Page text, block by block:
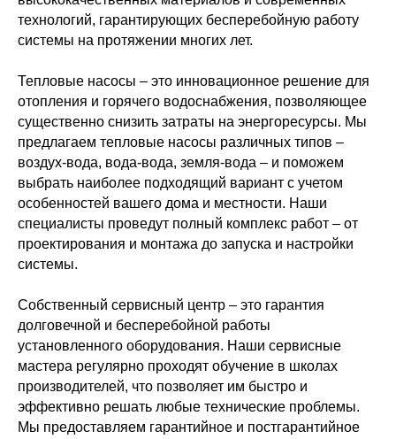
технологий, гарантирующих бесперебойную работу
системы на протяжении многих лет.
Тепловые насосы – это инновационное решение для
отопления и горячего водоснабжения, позволяющее
существенно снизить затраты на энергоресурсы. Мы
предлагаем тепловые насосы различных типов –
воздух-вода, вода-вода, земля-вода – и поможем
выбрать наиболее подходящий вариант с учетом
особенностей вашего дома и местности. Наши
специалисты проведут полный комплекс работ – от
проектирования и монтажа до запуска и настройки
системы.
Собственный сервисный центр – это гарантия
долговечной и бесперебойной работы
установленного оборудования. Наши сервисные
мастера регулярно проходят обучение в школах
производителей, что позволяет им быстро и
эффективно решать любые технические проблемы.
Мы предоставляем гарантийное и постгарантийное